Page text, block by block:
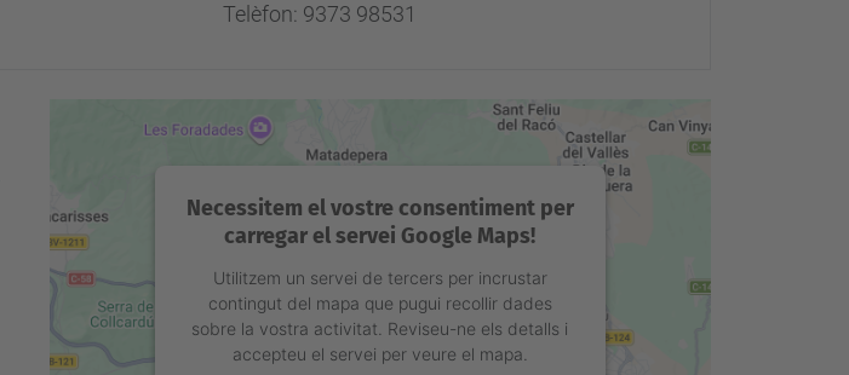
Telèfon: 9373 98531
Necessitem el vostre consentiment per
carregar el servei Google Maps!
Utilitzem un servei de tercers per incrustar
contingut del mapa que pugui recollir dades
sobre la vostra activitat. Reviseu-ne els detalls i
accepteu el servei per veure el mapa.